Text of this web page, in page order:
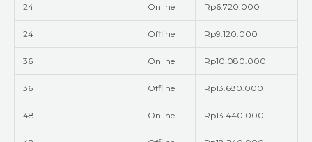
24 Online Rp6.720.000
24 Offline Rp9.120.000
36 Online Rp10.080.000
36 Offline Rp13.680.000
48 Online Rp13.440.000